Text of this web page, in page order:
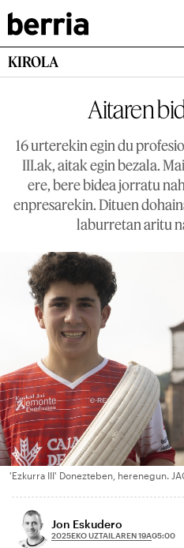
KIROLA
Aitaren
16 urterekin egin du
III.ak, aitak egin bezala.
ere, bere bidea jorratu
enpresarekin. Dituen
laburretan aritu
'Ezkurra III' Donezteben, herenegun.
Jon Eskudero
2025EKO UZTAILAREN 19A05:00